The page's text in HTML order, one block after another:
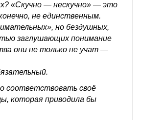
«Скучно — нескучно» — это
не единственным.
но бездушных,
заглушающих понимание
они не только не учат —
соответствовать своё
которая приводила бы